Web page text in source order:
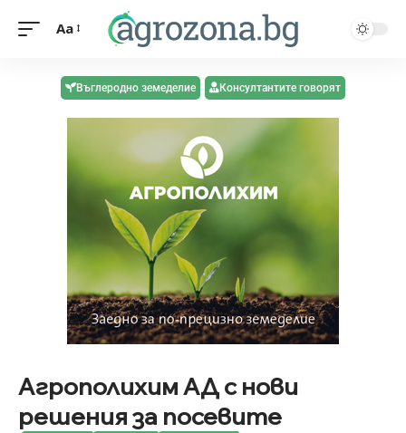
Aa
Въглеродно земеделие Консултантите говорят
Агрополихим АД с нови
решения за посевите